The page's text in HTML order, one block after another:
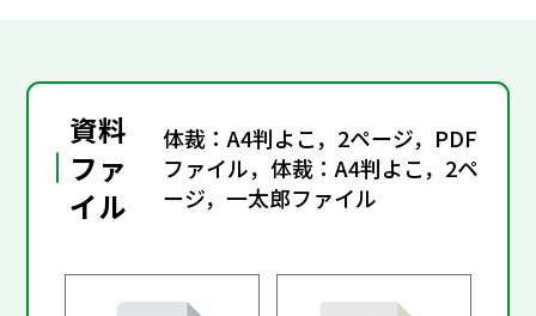
資料
ファ
イル
体裁：A4判よこ，2ページ，PDF
ファイル，体裁：A4判よこ，2ペ
ージ，一太郎ファイル